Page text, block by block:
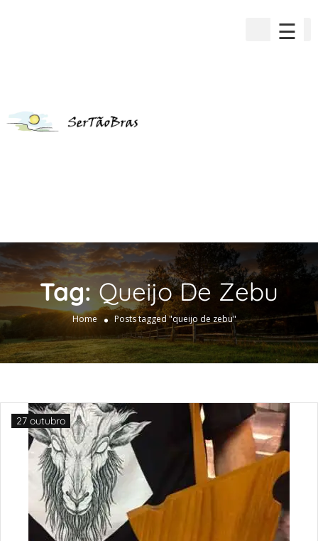
☰
Tag: Queijo De Zebu
Home Posts tagged "queijo de zebu"
27 outubro